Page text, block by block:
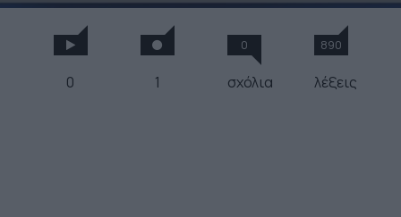
0 1
0
σχόλια
890
λέξεις